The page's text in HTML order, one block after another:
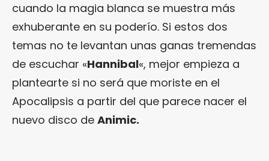
cuando la magia blanca se muestra más
exhuberante en su poderío. Si estos dos
temas no te levantan unas ganas tremendas
de escuchar «Hannibal«, mejor empieza a
plantearte si no será que moriste en el
Apocalipsis a partir del que parece nacer el
nuevo disco de Animic.